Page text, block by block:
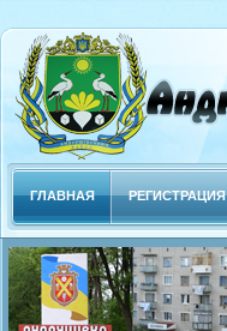
ГЛАВНАЯ РЕГИСТРАЦИЯ